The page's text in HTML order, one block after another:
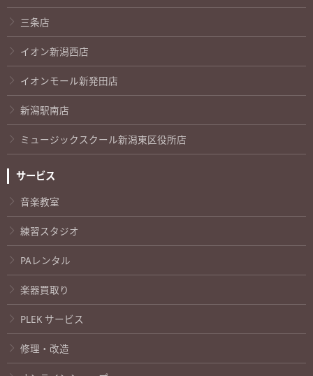
三条店
イオン新潟西店
イオンモール新発田店
新潟駅南店
ミュージックスクール新潟東区役所店
サービス
音楽教室
練習スタジオ
PAレンタル
楽器買取り
PLEK サービス
修理・改造